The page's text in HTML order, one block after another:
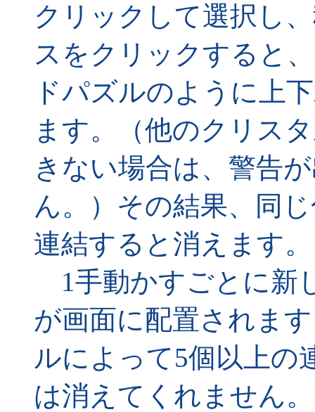
クリックして選択し
スをクリックすると
ドパズルのように上
ます。（他のクリス
きない場合は、警告
ん。）その結果、同
連結すると消えます。
1手動かすごとに新
が画面に配置されま
ルによって5個以上の
は消えてくれません